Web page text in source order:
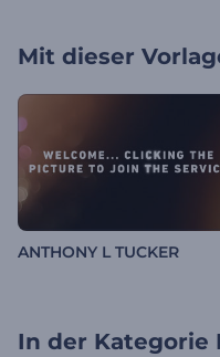
Mit dieser
ANTHONY L TUCKER
In der Kategorie